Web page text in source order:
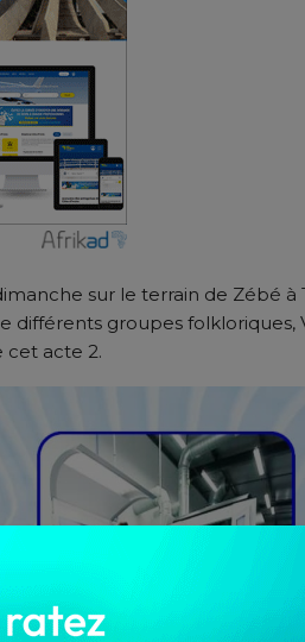
sur le terrain de Zébé à
différents groupes folkloriques,
cet acte 2.